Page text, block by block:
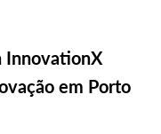
InnovationX
em Porto